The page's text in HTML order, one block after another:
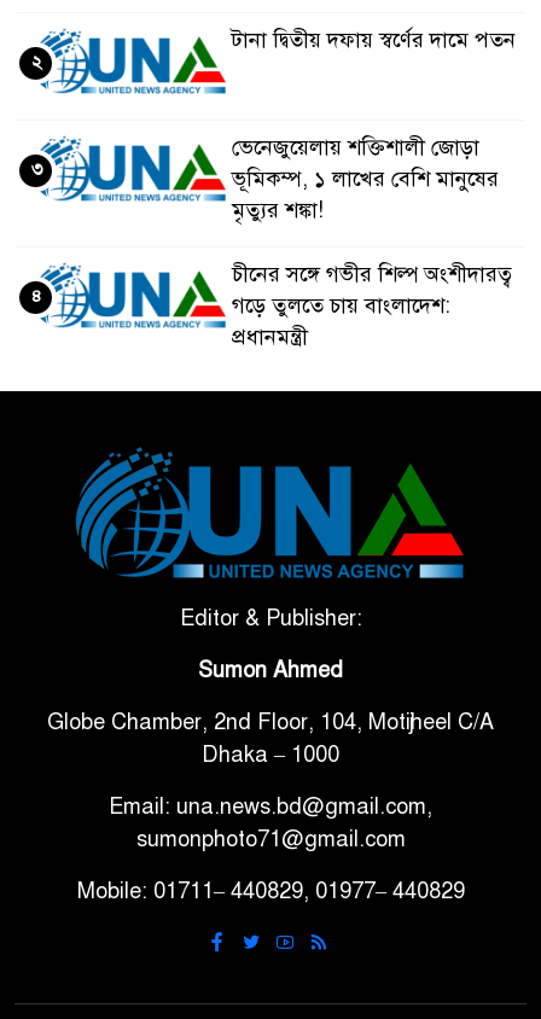
টানা দ্বিতীয় দফায় স্বর্ণের দামে পতন
২
ভেনেজুয়েলায় শক্তিশালী জোড়া
ভূমিকম্প, ১ লাখের বেশি মানুষের
মৃত্যুর শঙ্কা!
৩
চীনের সঙ্গে গভীর শিল্প অংশীদারত্ব
গড়ে তুলতে চায় বাংলাদেশ:
প্রধানমন্ত্রী
৪
টানা ৩ ম্যাচে গোল ভিনির, ইতিহাস
বলছে বিশ্বকাপ জিতবে ব্রাজিল
সরকারি ৩শ কেজি বই বিক্রির
গাড়ি বিক্রির পর মালিকানা
পরিবর্তনে কঠোর নির্দেশনা
আ.লীগ ও বিএনপির বিরুদ্ধে
নাহিদ
ঢাবিতে মাথায় কাঁঠাল পড়ে মালির
Editor & Publisher:
Sumon Ahmed
Globe Chamber, 2nd Floor, 104, Motijheel C/A
Dhaka – 1000
Email: una.news.bd@gmail.com,
sumonphoto71@gmail.com
Mobile: 01711– 440829, 01977– 440829